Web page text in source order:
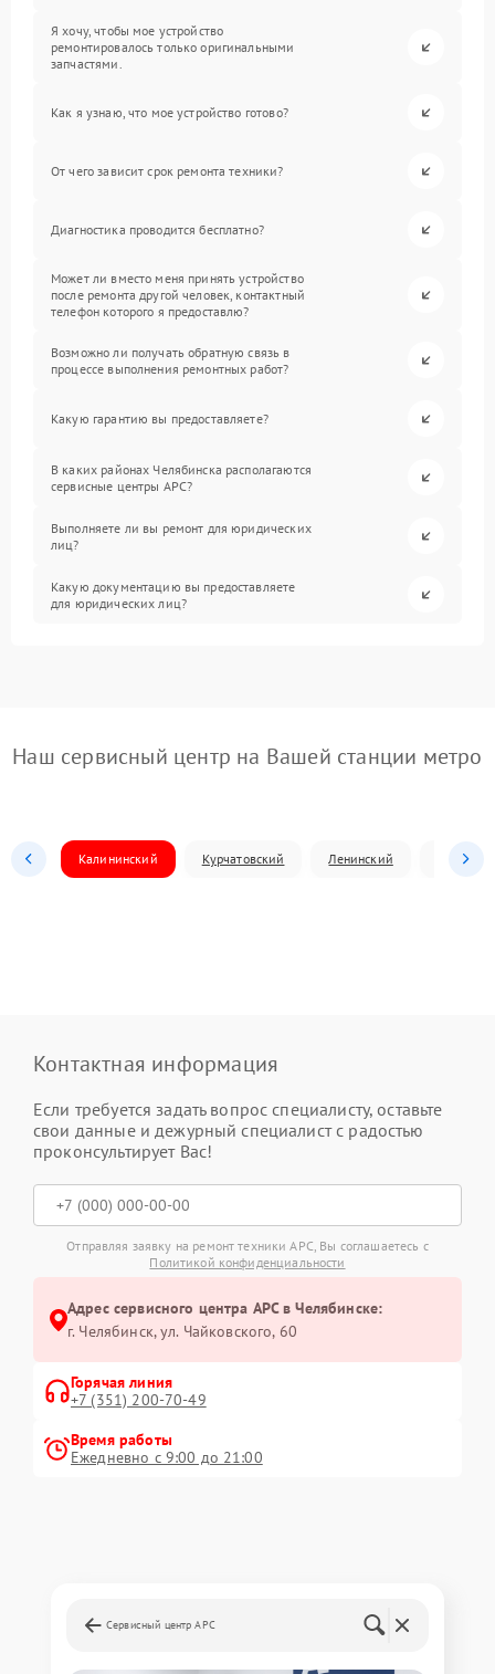
Я хочу, чтобы мое устройство
ремонтировалось только оригинальными
запчастями.
Как я узнаю, что мое устройство готово?
От чего зависит срок ремонта техники?
Диагностика проводится бесплатно?
Может ли вместо меня принять устройство
после ремонта другой человек, контактный
телефон которого я предоставлю?
Возможно ли получать обратную связь в
процессе выполнения ремонтных работ?
Какую гарантию вы предоставляете?
В каких районах Челябинска располагаются
сервисные центры APC?
Выполняете ли вы ремонт для юридических
лиц?
Какую документацию вы предоставляете
для юридических лиц?
Наш сервисный центр на Вашей станции метро
Калининский Курчатовский Ленинский
Контактная информация
Если требуется задать вопрос специалисту, оставьте
свои данные и дежурный специалист с радостью
проконсультирует Вас!
Отправляя заявку на ремонт техники APC, Вы соглашаетесь с
Политикой конфиденциальности
Адрес сервисного центра APC в Челябинске:
г. Челябинск, ул. Чайковского, 60
Горячая линия
+7 (351) 200-70-49
Время работы
Ежедневно с 9:00 до 21:00
Сервисный центр APC